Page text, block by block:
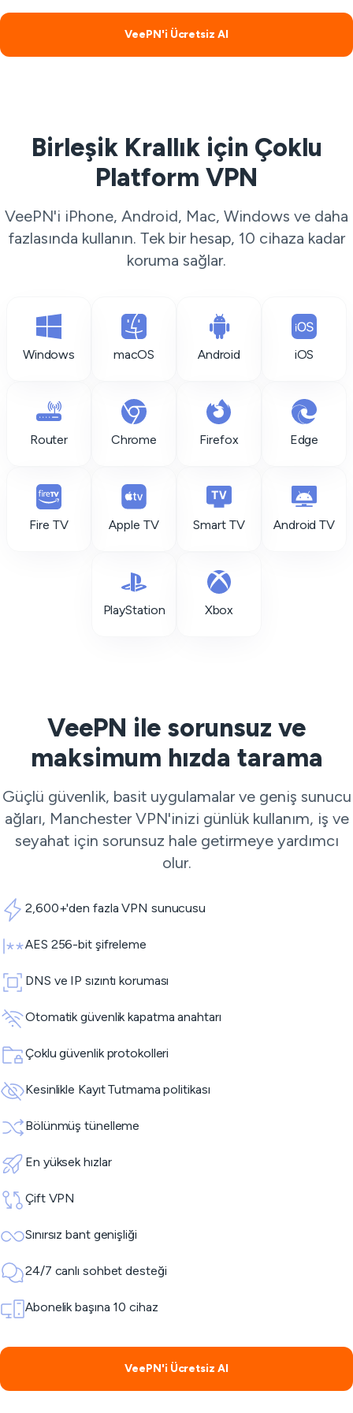
VeePN'i Ücretsiz Al
Birleşik Krallık için Çoklu
Platform VPN
VeePN'i iPhone, Android, Mac, Windows ve daha
fazlasında kullanın. Tek bir hesap, 10 cihaza kadar
koruma sağlar.
Windows macOS Android iOS
Router Chrome Firefox Edge
Fire TV Apple TV Smart TV Android TV
PlayStation Xbox
VeePN ile sorunsuz ve
maksimum hızda tarama
Güçlü güvenlik, basit uygulamalar ve geniş sunucu
ağları, Manchester VPN'inizi günlük kullanım, iş ve
seyahat için sorunsuz hale getirmeye yardımcı
olur.
2,600+'den fazla VPN sunucusu
AES 256-bit şifreleme
DNS ve IP sızıntı koruması
Otomatik güvenlik kapatma anahtarı
Çoklu güvenlik protokolleri
Kesinlikle Kayıt Tutmama politikası
Bölünmüş tünelleme
En yüksek hızlar
Çift VPN
Sınırsız bant genişliği
24/7 canlı sohbet desteği
Abonelik başına 10 cihaz
VeePN'i Ücretsiz Al